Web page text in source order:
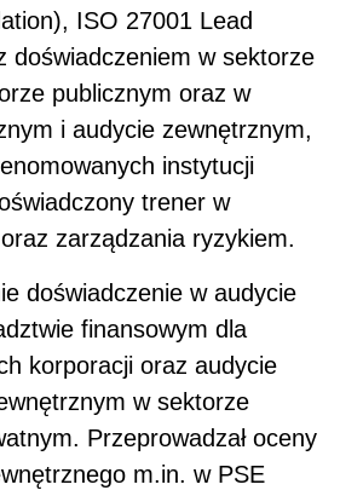
ISO 27001 Lead
doświadczeniem w sektorze
publicznym oraz w
i audycie zewnętrznym,
instytucji
trener w
zarządzania ryzykiem.
doświadczenie w audycie
finansowym dla
korporacji oraz audycie
w sektorze
Przeprowadzał oceny
m.in. w PSE